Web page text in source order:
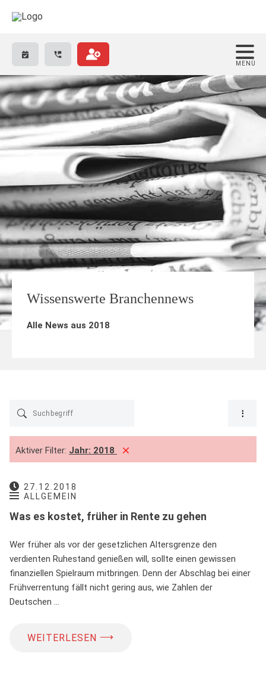
Wissenswerte Branchennews
Alle News aus 2018
Aktiver Filter: Jahr: 2018
27.12.2018
ALLGEMEIN
Was es kostet, früher in Rente zu gehen
Wer früher als vor der gesetzlichen Altersgrenze den
verdienten Ruhestand genießen will, sollte einen gewissen
finanziellen Spielraum mitbringen. Denn der Abschlag bei einer
Frühverrentung fällt nicht gering aus, wie Zahlen der
Deutschen …
WEITERLESEN ⟶